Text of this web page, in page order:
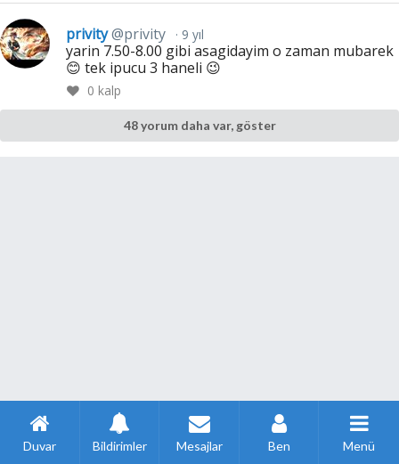
privity@privity 9 yıl
yarin 7.50-8.00 gibi asagidayim o zaman mubarek
😊 tek ipucu 3 haneli 😉
0 kalp
48 yorum daha var, göster
Duvar Bildirimler Mesajlar Ben Menü